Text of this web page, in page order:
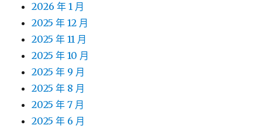
2026 年 1 月
2025 年 12 月
2025 年 11 月
2025 年 10 月
2025 年 9 月
2025 年 8 月
2025 年 7 月
2025 年 6 月